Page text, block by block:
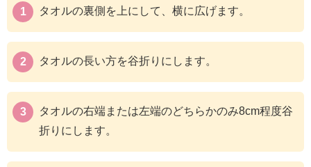
タオルの裏側を上にして、横に広げます。
タオルの長い方を谷折りにします。
タオルの右端または左端のどちらかのみ8cm程度谷
折りにします。